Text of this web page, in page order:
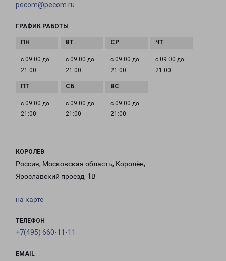
pecom@pecom.ru
ГРАФИК РАБОТЫ
с 09:00 до
21:00
с 09:00 до
21:00
с 09:00 до
21:00
с 09:00 до
21:00
с 09:00 до
21:00
с 09:00 до
21:00
с 09:00 до
21:00
КОРОЛЕВ
Россия, Московская область, Королёв,
Ярославский проезд, 1В
на карте
ТЕЛЕФОН
+7(495) 660-11-11
EMAIL